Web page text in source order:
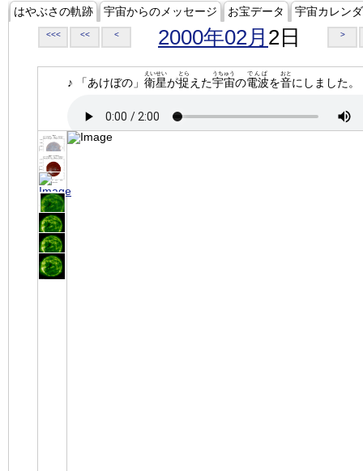
はやぶさの軌跡 宇宙からのメッセージ お宝データ 宇宙カレン
<<< << < 2000年02月 2日 >
♪ 「あけぼの」 衛星
えいせい
が捉
とら
えた宇宙
うちゅう
の電波
でんぱ
を音
おと
にしました。